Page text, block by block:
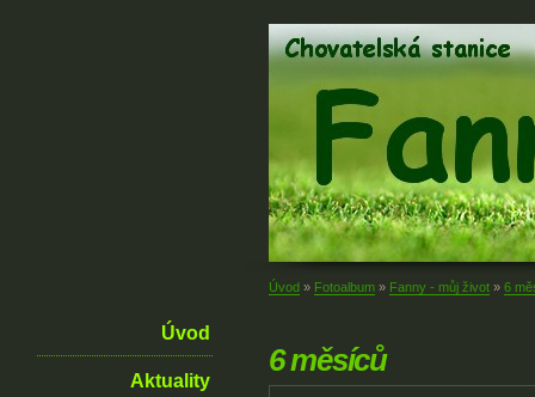
Úvod
Aktuality
Úvod » Fotoalbum » Fanny - můj život » 6
6 měsíců